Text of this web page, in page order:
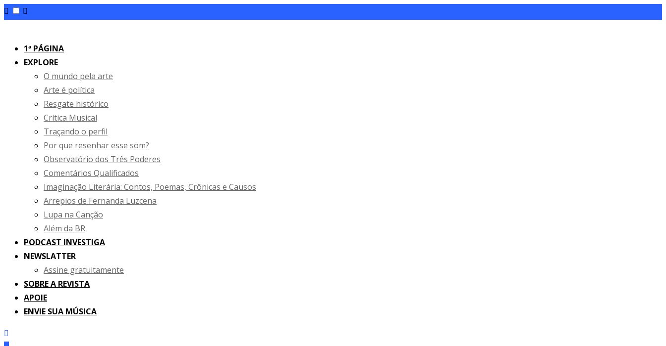
1ª PÁGINA
EXPLORE
O mundo pela arte
Arte é política
Resgate histórico
Crítica Musical
Traçando o perfil
Por que resenhar esse som?
Observatório dos Três Poderes
Comentários Qualificados
Imaginação Literária: Contos, Poemas, Crônicas e Causos
Arrepios de Fernanda Luzcena
Lupa na Canção
Além da BR
PODCAST INVESTIGA
NEWSLATTER
Assine gratuitamente
SOBRE A REVISTA
APOIE
ENVIE SUA MÚSICA